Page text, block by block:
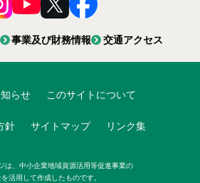
事業及び財務情報 交通アクセス
らせ このサイトについて
針 サイトマップ リンク集
は、中小企業地域資源活用等促進事業の
活用して作成したものです。